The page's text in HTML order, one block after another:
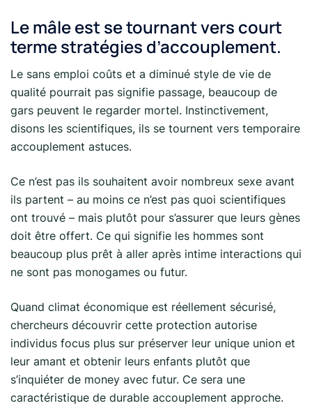
Le mâle est se tournant vers court
terme stratégies d’accouplement.
Le sans emploi coûts et a diminué style de vie de
qualité pourrait pas signifie passage, beaucoup de
gars peuvent le regarder mortel. Instinctivement,
disons les scientifiques, ils se tournent vers temporaire
accouplement astuces.
Ce n’est pas ils souhaitent avoir nombreux sexe avant
ils partent – au moins ce n’est pas quoi scientifiques
ont trouvé – mais plutôt pour s’assurer que leurs gènes
doit être offert. Ce qui signifie les hommes sont
beaucoup plus prêt à aller après intime interactions qui
ne sont pas monogames ou futur.
Quand climat économique est réellement sécurisé,
chercheurs découvrir cette protection autorise
individus focus plus sur préserver leur unique union et
leur amant et obtenir leurs enfants plutôt que
s’inquiéter de money avec futur. Ce sera une
caractéristique de durable accouplement approche.